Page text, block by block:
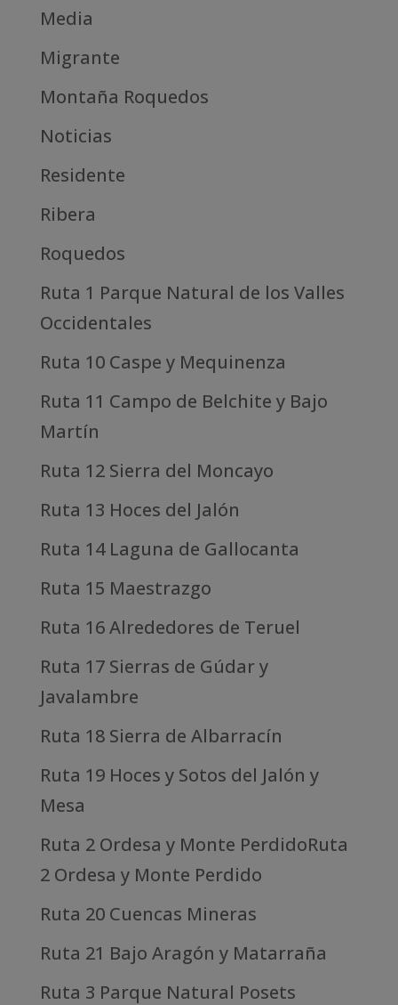
Media
Migrante
Montaña Roquedos
Noticias
Residente
Ribera
Roquedos
Ruta 1 Parque Natural de los Valles
Occidentales
Ruta 10 Caspe y Mequinenza
Ruta 11 Campo de Belchite y Bajo
Martín
Ruta 12 Sierra del Moncayo
Ruta 13 Hoces del Jalón
Ruta 14 Laguna de Gallocanta
Ruta 15 Maestrazgo
Ruta 16 Alrededores de Teruel
Ruta 17 Sierras de Gúdar y
Javalambre
Ruta 18 Sierra de Albarracín
Ruta 19 Hoces y Sotos del Jalón y
Mesa
Ruta 2 Ordesa y Monte PerdidoRuta
2 Ordesa y Monte Perdido
Ruta 20 Cuencas Mineras
Ruta 21 Bajo Aragón y Matarraña
Ruta 3 Parque Natural Posets